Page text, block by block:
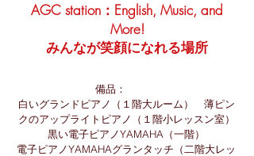
AGC station：English, Music, and
More!
みんなが笑顔になれる場所
備品：
白いグランドピアノ（１階大ルーム） 薄ピン
クのアップライトピアノ（１階小レッスン室）
黒い電子ピアノYAMAHA（一階）
電子ピアノYAMAHAグランタッチ（二階大レッ